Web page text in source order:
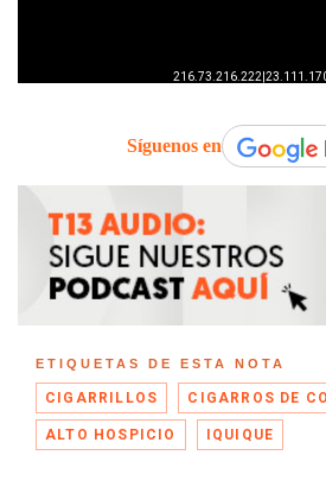
Síguenos en
ETIQUETAS DE ESTA NOTA
CIGARRILLOS CIGARROS DE
ALTO HOSPICIO IQUIQUE